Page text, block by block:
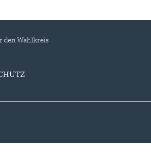
den Wahlkreis